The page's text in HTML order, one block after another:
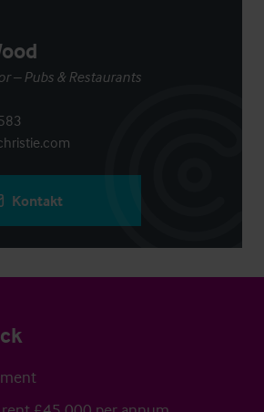
– Pubs & Restaurants
Kontakt